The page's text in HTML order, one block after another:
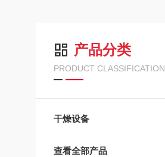
产品分类
PRODUCT CLASSIFICATION
干燥设备
查看全部产品